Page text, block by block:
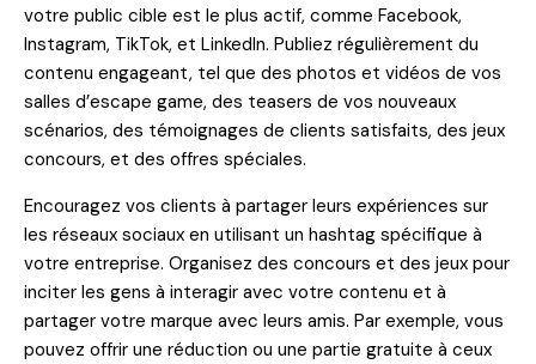
votre public cible est le plus actif, comme Facebook,
Instagram, TikTok, et LinkedIn. Publiez régulièrement du
contenu engageant, tel que des photos et vidéos de vos
salles d’escape game, des teasers de vos nouveaux
scénarios, des témoignages de clients satisfaits, des jeux
concours, et des offres spéciales.
Encouragez vos clients à partager leurs expériences sur
les réseaux sociaux en utilisant un hashtag spécifique à
votre entreprise. Organisez des concours et des jeux pour
inciter les gens à interagir avec votre contenu et à
partager votre marque avec leurs amis. Par exemple, vous
pouvez offrir une réduction ou une partie gratuite à ceux